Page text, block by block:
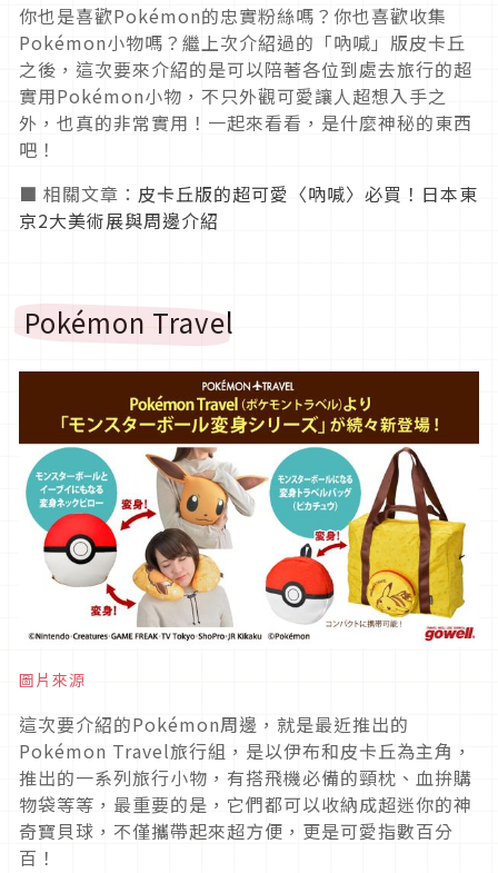
你也是喜歡Pokémon的忠實粉絲嗎？你也喜歡收集
Pokémon小物嗎？繼上次介紹過的「吶喊」版皮卡丘
之後，這次要來介紹的是可以陪著各位到處去旅行的超
實用Pokémon小物，不只外觀可愛讓人超想入手之
外，也真的非常實用！一起來看看，是什麼神秘的東西
吧！
■ 相關文章： 皮卡丘版的超可愛〈吶喊〉必買！日本東
京2大美術展與周邊介紹
Pokémon Travel
圖片來源
這次要介紹的Pokémon周邊，就是最近推出的
Pokémon Travel旅行組，是以伊布和皮卡丘為主角，
推出的一系列旅行小物，有搭飛機必備的頸枕、血拚購
物袋等等，最重要的是，它們都可以收納成超迷你的神
奇寶貝球，不僅攜帶起來超方便，更是可愛指數百分
百！